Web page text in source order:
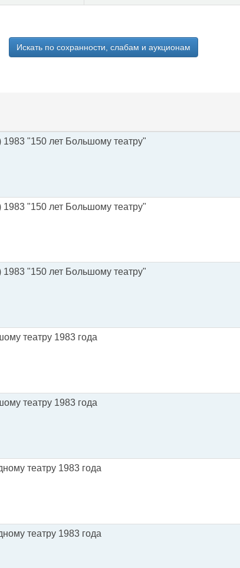
Искать по сохранности, слабам и аукционам
"150 лет Большому театру"
"150 лет Большому театру"
"150 лет Большому театру"
театру 1983 года
театру 1983 года
театру 1983 года
театру 1983 года